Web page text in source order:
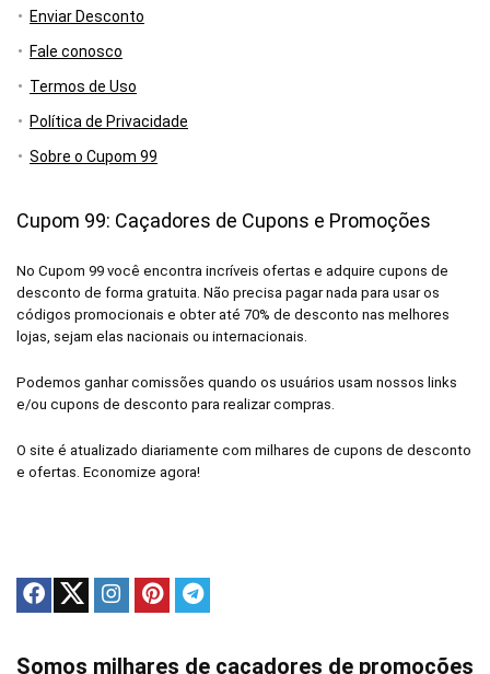
Enviar Desconto
Fale conosco
Termos de Uso
Política de Privacidade
Sobre o Cupom 99
Cupom 99: Caçadores de Cupons e Promoções
No Cupom 99 você encontra incríveis ofertas e adquire cupons de
desconto de forma gratuita. Não precisa pagar nada para usar os
códigos promocionais e obter até 70% de desconto nas melhores
lojas, sejam elas nacionais ou internacionais.
Podemos ganhar comissões quando os usuários usam nossos links
e/ou cupons de desconto para realizar compras.
O site é atualizado diariamente com milhares de cupons de desconto
e ofertas. Economize agora!
Somos milhares de caçadores de promoções